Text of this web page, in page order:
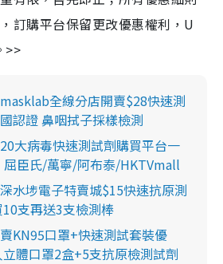
訂購平台保留更改優惠權利，U
>>
masklab全線分店開賣$28快速測
認證 鼻咽拭子採樣檢測
大病毒快速測試劑購買平台一
屈臣氏/萬寧/阿布泰/HKTVmall
水埗電子特賣城$15快速抗原測
支再送3支檢測棒
KN95口罩+快速測試套裝優
體口罩2盒+5支抗原檢測試劑